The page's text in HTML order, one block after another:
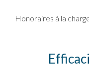
Honoraires à la